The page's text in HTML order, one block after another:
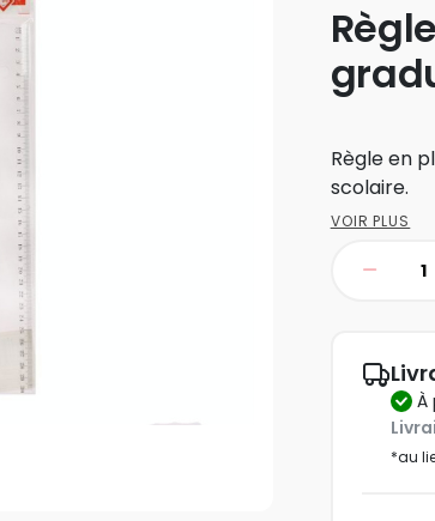
Règle en
scolaire.
VOIR PLUS
*au